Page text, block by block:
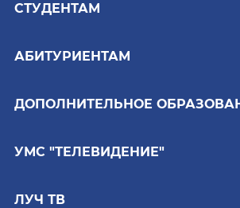
СТУДЕНТАМ
АБИТУРИЕНТАМ
ДОПОЛНИТЕЛЬНОЕ
УМС "ТЕЛЕВИДЕНИЕ"
ЛУЧ ТВ